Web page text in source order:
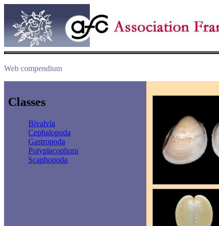
Web compendium
Classes
Bivalvia
Cephalopoda
Gastropoda
Polyplacophora
Scaphopoda